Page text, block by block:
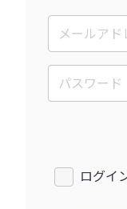
ログイ